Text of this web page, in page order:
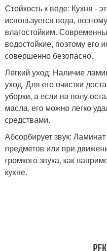
Стойкость к воде: Кухня -
используется вода,
влагостойким.
водостойкие, поэтому его
совершенно безопасно.
Легкий уход: Наличие
уход. Для его очистки
уборки, а если на полу
масла, его можно легко
средствами.
Абсорбирует звук:
предметов или при
громкого звука, как
кухне.